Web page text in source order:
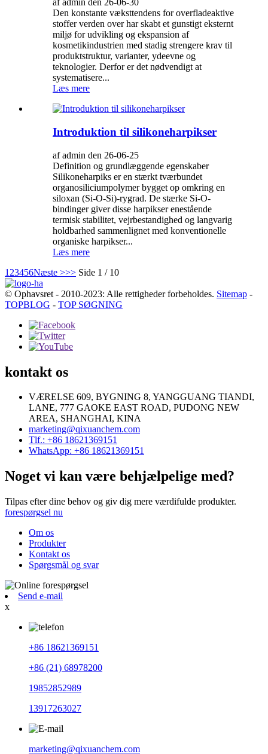
af admin den 26-06-30
Den konstante væksttendens for overfladeaktive
stoffer verden over har skabt et gunstigt eksternt
miljø for udvikling og ekspansion af
kosmetikindustrien med stadig strengere krav til
produktstruktur, varianter, ydeevne og
teknologier. Derfor er det nødvendigt at
systematisere...
Læs mere
Introduktion til silikoneharpikser
af admin den 26-06-25
Definition og grundlæggende egenskaber
Silikoneharpiks er en stærkt tværbundet
organosiliciumpolymer bygget op omkring en
siloxan (Si-O-Si)-rygrad. De stærke Si-O-
bindinger giver disse harpikser enestående
termisk stabilitet, vejrbestandighed og langvarig
holdbarhed sammenlignet med konventionelle
organiske harpikser...
Læs mere
1 23456Næste >>> Side 1 / 10
© Ophavsret - 2010-2023: Alle rettigheder forbeholdes. Sitemap -
TOPBLOG - TOP SØGNING
kontakt os
VÆRELSE 609, BYGNING 8, YANGGUANG TIANDI,
LANE, 777 GAOKE EAST ROAD, PUDONG NEW
AREA, SHANGHAI, KINA
marketing@qixuanchem.com
Tlf.: +86 18621369151
WhatsApp: +86 18621369151
Noget vi kan være behjælpelige med?
Tilpas efter dine behov og giv dig mere værdifulde produkter.
forespørgsel nu
Om os
Produkter
Kontakt os
Spørgsmål og svar
Send e-mail
x
+86 18621369151
+86 (21) 68978200
19852852989
13917263027
marketing@qixuanchem.com